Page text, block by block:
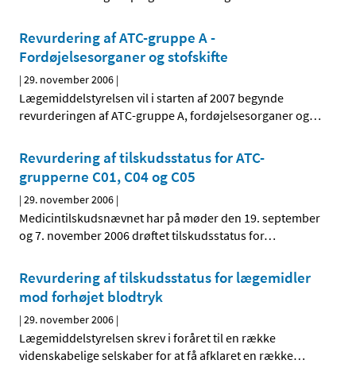
Revurdering af ATC-gruppe A -
Fordøjelsesorganer og stofskifte
|29. november 2006 |
Lægemiddelstyrelsen vil i starten af 2007 begynde
revurderingen af ATC-gruppe A, fordøjelsesorganer og…
Revurdering af tilskudsstatus for ATC-
grupperne C01, C04 og C05
|29. november 2006 |
Medicintilskudsnævnet har på møder den 19. september
og 7. november 2006 drøftet tilskudsstatus for…
Revurdering af tilskudsstatus for lægemidler
mod forhøjet blodtryk
|29. november 2006 |
Lægemiddelstyrelsen skrev i foråret til en række
videnskabelige selskaber for at få afklaret en række…